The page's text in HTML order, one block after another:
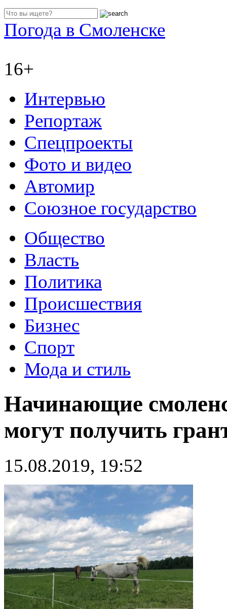
Погода в Смоленске
16+
Интервью
Репортаж
Спецпроекты
Фото и видео
Автомир
Союзное государство
Общество
Власть
Политика
Происшествия
Бизнес
Спорт
Мода и стиль
Начинающие
могут получить
15.08.2019, 19:52